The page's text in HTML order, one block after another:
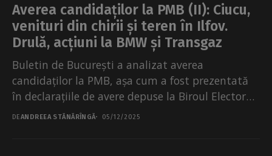
Averea candidaților la PMB (II): Ciucu,
venituri din chirii și teren în Ilfov.
Drulă, acțiuni la BMW și Transgaz
Buletin de București a analizat averea
candidaților la PMB, așa cum a fost prezentată
în declarațiile de avere depuse la Biroul Electoral
Municipal,...
DEANDREEA STĂNĂRÎNGĂ 05/12/2025